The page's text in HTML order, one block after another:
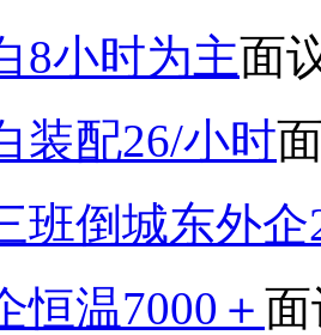
8小时为主面
装配26/小时
班倒城东外企
恒温7000＋